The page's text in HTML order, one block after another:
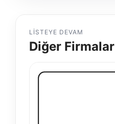
LISTEYE DEVAM
Diğer Firmalar